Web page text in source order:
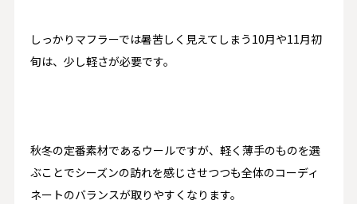
しっかりマフラーでは暑苦しく見えてしまう10月や11月初
旬は、少し軽さが必要です。
秋冬の定番素材であるウールですが、軽く薄手のものを選
ぶことでシーズンの訪れを感じさせつつも全体のコーディ
ネートのバランスが取りやすくなります。